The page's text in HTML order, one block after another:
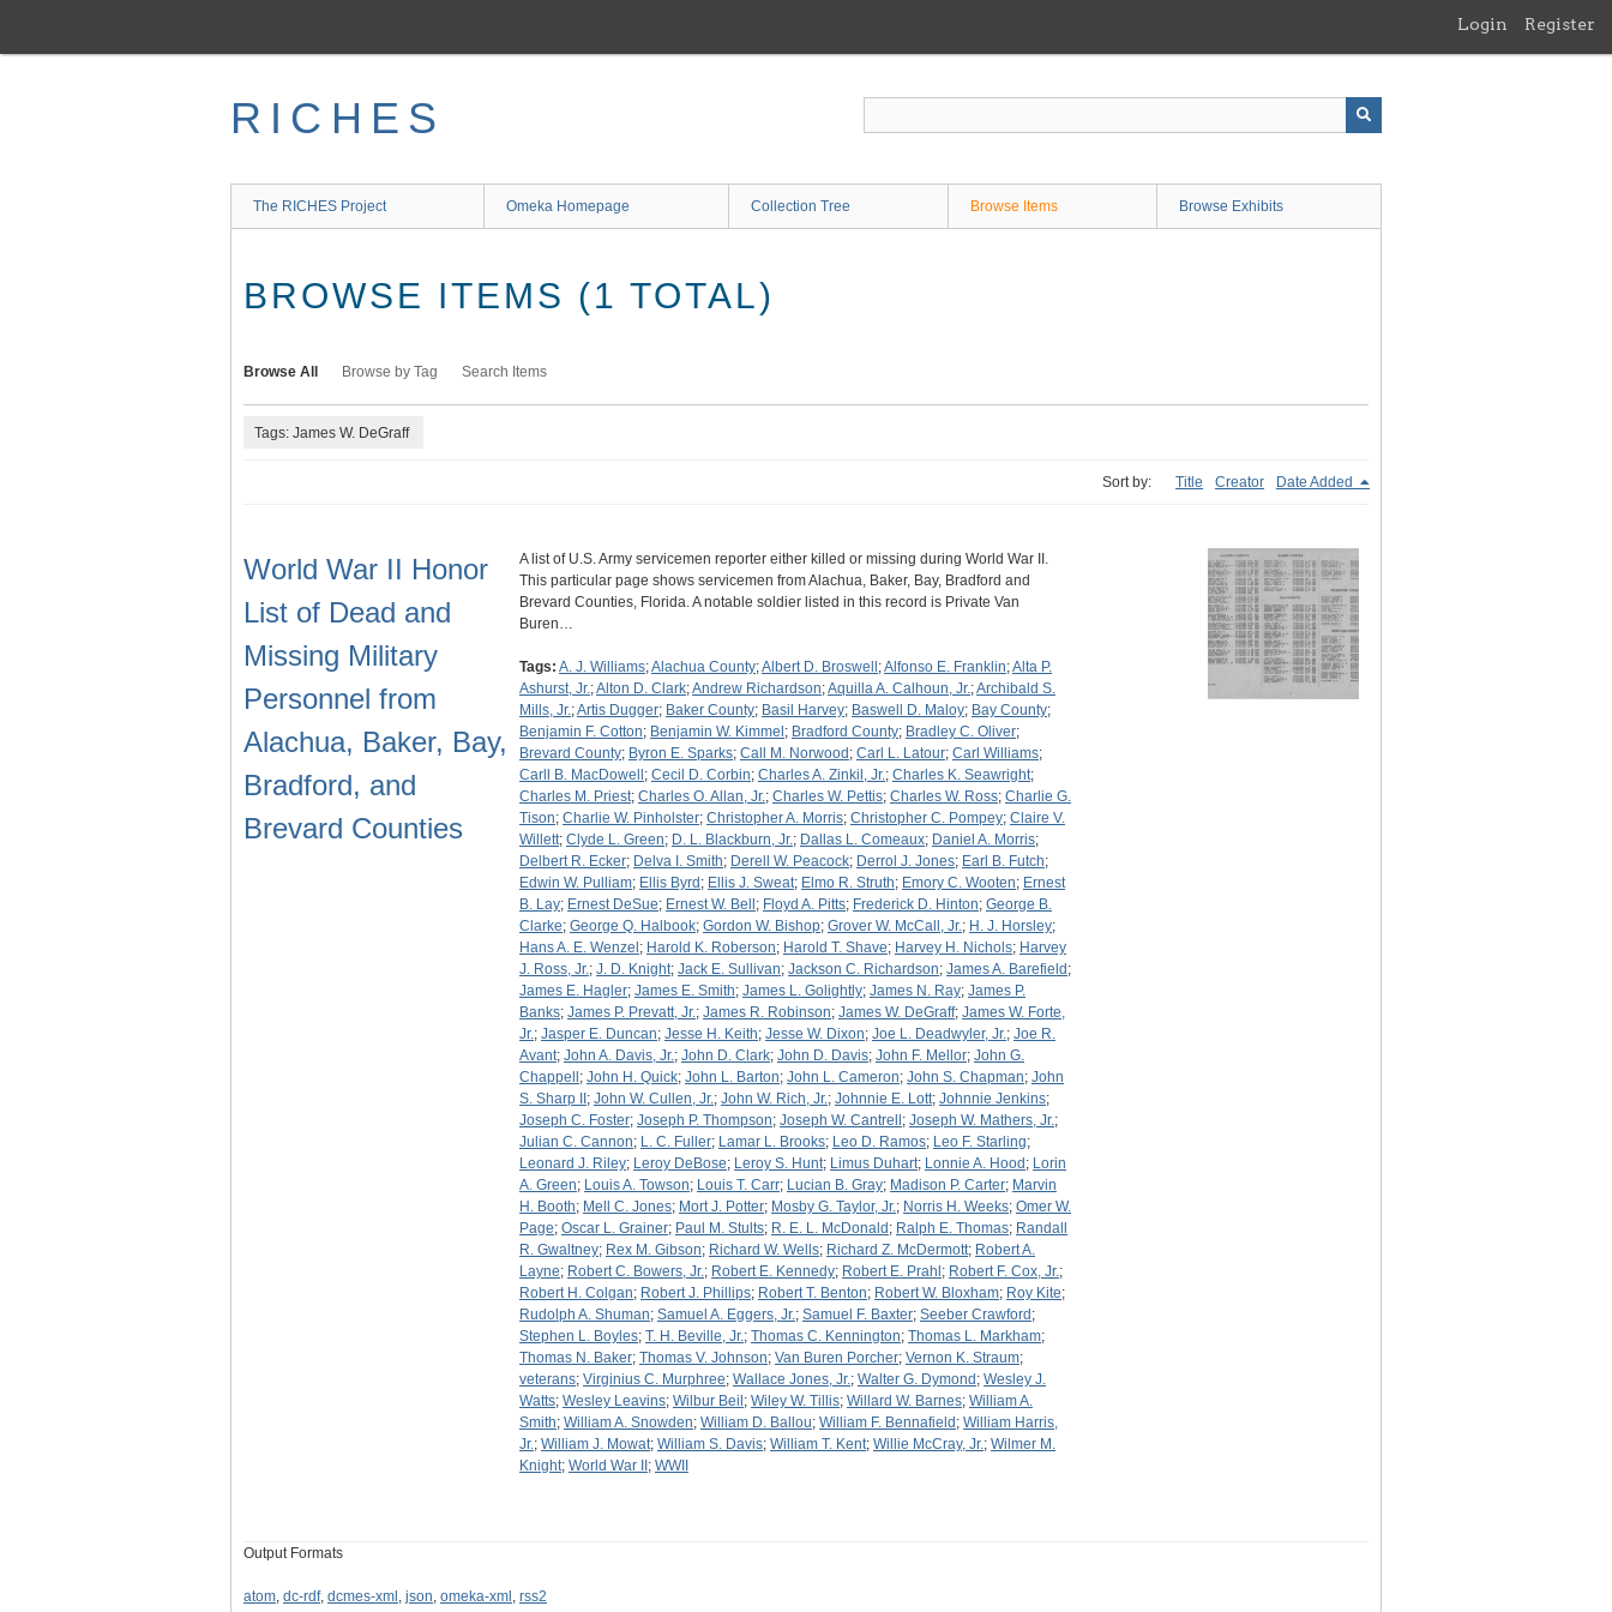
main
Login Register
RICHES
The RICHES Project Omeka Homepage Collection Tree Browse Items Browse Exhibits
BROWSE ITEMS (1 TOTAL)
Browse All Browse by Tag Search Items
Tags: James W. DeGraff
Sort by: Title Creator Date Added
World War II Honor
List of Dead and
Missing Military
Personnel from
Alachua, Baker, Bay,
Bradford, and
Brevard Counties
A list of U.S. Army servicemen reporter either killed or missing during World War II.
This particular page shows servicemen from Alachua, Baker, Bay, Bradford and
Brevard Counties, Florida. A notable soldier listed in this record is Private Van
Buren…
Tags: A. J. Williams;Alachua County;Albert D. Broswell ;Alfonso E. Franklin;Alta P.
Ashurst, Jr.;Alton D. Clark;Andrew Richardson;Aquilla A. Calhoun, Jr.;Archibald S.
Mills, Jr.;Artis Dugger; Baker County; Basil Harvey; Baswell D. Maloy; Bay County;
Benjamin F. Cotton; Benjamin W. Kimmel ; Bradford County; Bradley C. Oliver;
Brevard County; Byron E. Sparks; Call M. Norwood ; Carl L. Latour; Carl Williams;
Carll B. MacDowell ; Cecil D. Corbin; Charles A. Zinkil, Jr.; Charles K. Seawright;
Charles M. Priest; Charles O. Allan, Jr.; Charles W. Pettis; Charles W. Ross; Charlie G.
Tison; Charlie W. Pinholster; Christopher A. Morris; Christopher C. Pompey; Claire V.
Willett; Clyde L. Green; D. L. Blackburn, Jr.; Dallas L. Comeaux; Daniel A. Morris;
Delbert R. Ecker; Delva I. Smith; Derell W. Peacock; Derrol J. Jones; Earl B. Futch;
Edwin W. Pulliam; Ellis Byrd ; Ellis J. Sweat; Elmo R. Struth; Emory C. Wooten; Ernest
B. Lay; Ernest DeSue; Ernest W. Bell ; Floyd A. Pitts; Frederick D. Hinton; George B.
Clarke; George Q. Halbook; Gordon W. Bishop; Grover W. McCall, Jr.; H. J. Horsley;
Hans A. E. Wenzel ; Harold K. Roberson; Harold T. Shave; Harvey H. Nichols; Harvey
J. Ross, Jr.; J. D. Knight; Jack E. Sullivan; Jackson C. Richardson; James A. Barefield ;
James E. Hagler; James E. Smith; James L. Golightly; James N. Ray; James P.
Banks; James P. Prevatt, Jr.; James R. Robinson; James W. DeGraff; James W. Forte,
Jr.; Jasper E. Duncan; Jesse H. Keith; Jesse W. Dixon; Joe L. Deadwyler, Jr.; Joe R.
Avant; John A. Davis, Jr.; John D. Clark; John D. Davis; John F. Mellor; John G.
Chappell ; John H. Quick; John L. Barton; John L. Cameron; John S. Chapman; John
S. Sharp II ; John W. Cullen, Jr.; John W. Rich, Jr.; Johnnie E. Lott; Johnnie Jenkins;
Joseph C. Foster; Joseph P. Thompson; Joseph W. Cantrell ; Joseph W. Mathers, Jr.;
Julian C. Cannon; L. C. Fuller; Lamar L. Brooks; Leo D. Ramos; Leo F. Starling;
Leonard J. Riley; Leroy DeBose; Leroy S. Hunt; Limus Duhart; Lonnie A. Hood ; Lorin
A. Green; Louis A. Towson; Louis T. Carr; Lucian B. Gray; Madison P. Carter; Marvin
H. Booth; Mell C. Jones; Mort J. Potter; Mosby G. Taylor, Jr.; Norris H. Weeks; Omer W.
Page; Oscar L. Grainer; Paul M. Stults; R. E. L. McDonald ; Ralph E. Thomas; Randall
R. Gwaltney; Rex M. Gibson; Richard W. Wells; Richard Z. McDermott; Robert A.
Layne; Robert C. Bowers, Jr.; Robert E. Kennedy; Robert E. Prahl ; Robert F. Cox, Jr.;
Robert H. Colgan; Robert J. Phillips; Robert T. Benton; Robert W. Bloxham; Roy Kite;
Rudolph A. Shuman; Samuel A. Eggers, Jr.; Samuel F. Baxter; Seeber Crawford ;
Stephen L. Boyles; T. H. Beville, Jr.; Thomas C. Kennington; Thomas L. Markham;
Thomas N. Baker; Thomas V. Johnson; Van Buren Porcher; Vernon K. Straum;
veterans; Virginius C. Murphree; Wallace Jones, Jr.; Walter G. Dymond ; Wesley J.
Watts; Wesley Leavins; Wilbur Beil ; Wiley W. Tillis; Willard W. Barnes; William A.
Smith; William A. Snowden; William D. Ballou; William F. Bennafield ; William Harris,
Jr.; William J. Mowat; William S. Davis; William T. Kent; Willie McCray, Jr.; Wilmer M.
Knight; World War II ; WWII
Output Formats
atom, dc-rdf, dcmes-xml , json, omeka-xml , rss2